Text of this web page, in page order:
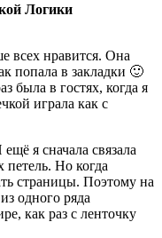
Логики
всех нравится. Она
попала в закладки 🙂
была в гостях, когда я
играла как с
я сначала связала
петель. Но когда
страницы. Поэтому на
одного ряда
как раз с ленточку